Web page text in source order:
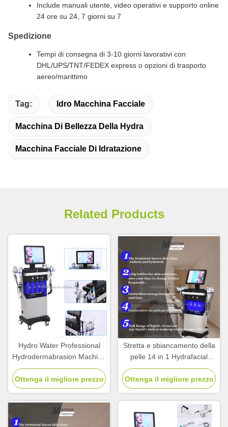
Include manuali utente, video operativi e supporto online
24 ore su 24, 7 giorni su 7
Spedizione
Tempi di consegna di 3-10 giorni lavorativi con
DHL/UPS/TNT/FEDEX express o opzioni di trasporto
aereo/marittimo
Tag: Idro Macchina Facciale
Macchina Di Bellezza Della Hydra
Macchina Facciale Di Idratazione
Related Products
Hydro Water Professional
Hydrodermabrasion Machine
per il ringiovanimento della
pelle
Ottenga il migliore prezzo
Stretta e sbiancamento della
pelle 14 in 1 Hydrafacial
Machine Diamond
Microdermabrasion
Ottenga il migliore prezzo